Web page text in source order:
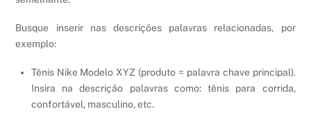
Busque inserir nas descrições palavras relacionadas, por
exemplo:
Tênis Nike Modelo XYZ (produto = palavra chave principal).
Insira na descrição palavras como: tênis para corrida,
confortável, masculino, etc.